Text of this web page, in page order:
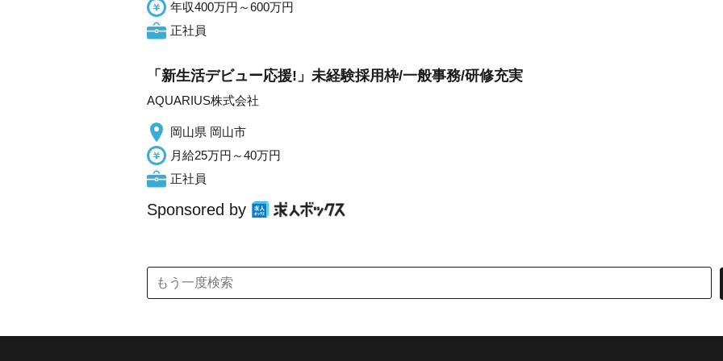
年収400万円～600万円
正社員
「新生活デビュー応援!」未経験採用枠/一般事務/研修充実
AQUARIUS株式会社
岡山県 岡山市
月給25万円～40万円
正社員
Sponsored by